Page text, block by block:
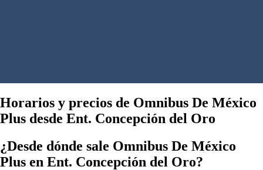
Horarios y precios de Omnibus De México
Plus desde Ent. Concepción del Oro
¿Desde dónde sale Omnibus De México
Plus en Ent. Concepción del Oro?